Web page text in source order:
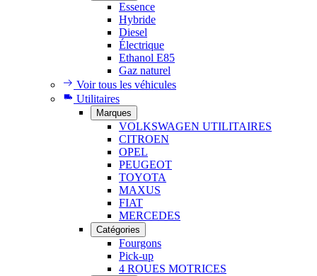
Essence
Hybride
Diesel
Électrique
Ethanol E85
Gaz naturel
Voir tous les véhicules
Utilitaires
Marques
VOLKSWAGEN UTILITAIRES
CITROEN
OPEL
PEUGEOT
TOYOTA
MAXUS
FIAT
MERCEDES
Catégories
Fourgons
Pick-up
4 ROUES MOTRICES